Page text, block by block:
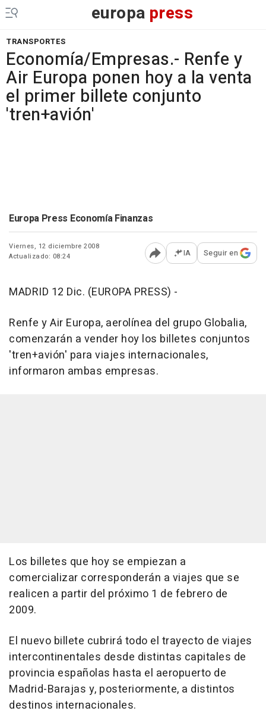
europa press
TRANSPORTES
Economía/Empresas.- Renfe y
Air Europa ponen hoy a la venta
el primer billete conjunto
'tren+avión'
Europa Press Economía Finanzas
Viernes, 12 diciembre 2008
Actualizado: 08:24
Abrir opciones para
IA Seguir en
MADRID 12 Dic. (EUROPA PRESS) -
Renfe y Air Europa, aerolínea del grupo Globalia,
comenzarán a vender hoy los billetes conjuntos
'tren+avión' para viajes internacionales,
informaron ambas empresas.
Los billetes que hoy se empiezan a
comercializar corresponderán a viajes que se
realicen a partir del próximo 1 de febrero de
2009.
El nuevo billete cubrirá todo el trayecto de viajes
intercontinentales desde distintas capitales de
provincia españolas hasta el aeropuerto de
Madrid-Barajas y, posteriormente, a distintos
destinos internacionales.